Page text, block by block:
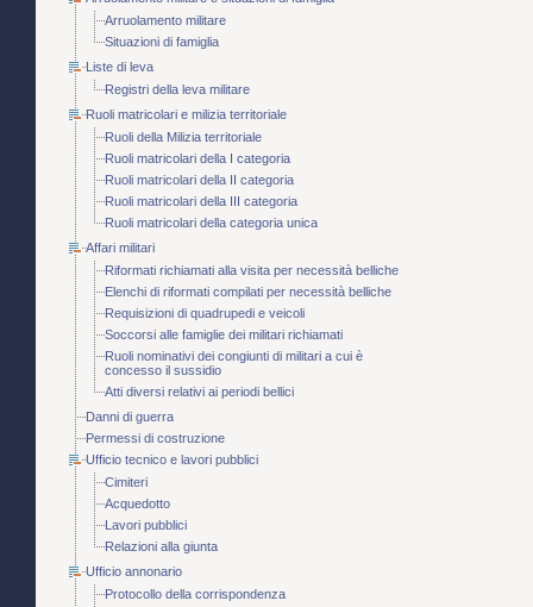
Arruolamento militare
Situazioni di famiglia
Liste di leva
Registri della leva militare
Ruoli matricolari e milizia territoriale
Ruoli della Milizia territoriale
Ruoli matricolari della I categoria
Ruoli matricolari della II categoria
Ruoli matricolari della III categoria
Ruoli matricolari della categoria unica
Affari militari
Riformati richiamati alla visita per necessità belliche
Elenchi di riformati compilati per necessità belliche
Requisizioni di quadrupedi e veicoli
Soccorsi alle famiglie dei militari richiamati
Ruoli nominativi dei congiunti di militari a cui è
concesso il sussidio
Atti diversi relativi ai periodi bellici
Danni di guerra
Permessi di costruzione
Ufficio tecnico e lavori pubblici
Cimiteri
Acquedotto
Lavori pubblici
Relazioni alla giunta
Ufficio annonario
Protocollo della corrispondenza